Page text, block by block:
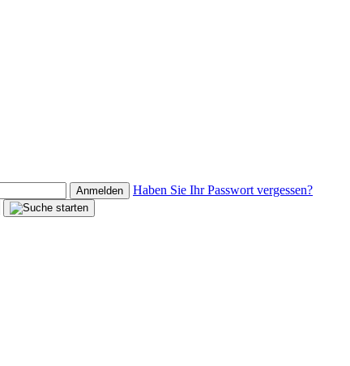
Anmelden
Haben Sie Ihr Passwort vergessen?